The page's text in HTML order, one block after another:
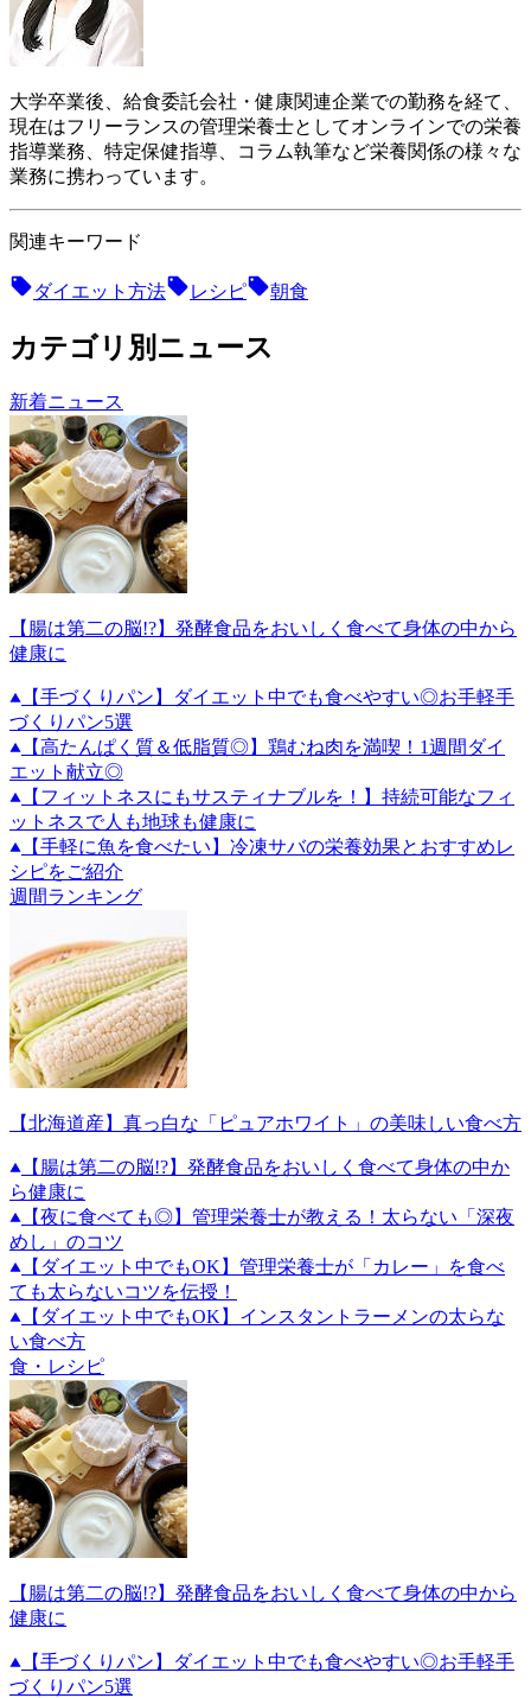
大学卒業後、給食委託会社・健康関連企業での勤務を経て、
現在はフリーランスの管理栄養士としてオンラインでの栄養
指導業務、特定保健指導、コラム執筆など栄養関係の様々な
業務に携わっています。
関連キーワード
ダイエット方法 レシピ 朝食
カテゴリ別ニュース
新着ニュース
【腸は第二の脳!?】発酵食品をおいしく食べて身体の中から
健康に
【手づくりパン】ダイエット中でも食べやすい◎お手軽手
づくりパン5選
【高たんぱく質＆低脂質◎】鶏むね肉を満喫！1週間ダイ
エット献立◎
【フィットネスにもサスティナブルを！】持続可能なフィ
ットネスで人も地球も健康に
【手軽に魚を食べたい】冷凍サバの栄養効果とおすすめレ
シピをご紹介
週間ランキング
【北海道産】真っ白な「ピュアホワイト」の美味しい食べ方
【腸は第二の脳!?】発酵食品をおいしく食べて身体の中か
ら健康に
【夜に食べても◎】管理栄養士が教える！太らない「深夜
めし」のコツ
【ダイエット中でもOK】管理栄養士が「カレー」を食べ
ても太らないコツを伝授！
【ダイエット中でもOK】インスタントラーメンの太らな
い食べ方
食・レシピ
【腸は第二の脳!?】発酵食品をおいしく食べて身体の中から
健康に
【手づくりパン】ダイエット中でも食べやすい◎お手軽手
づくりパン5選